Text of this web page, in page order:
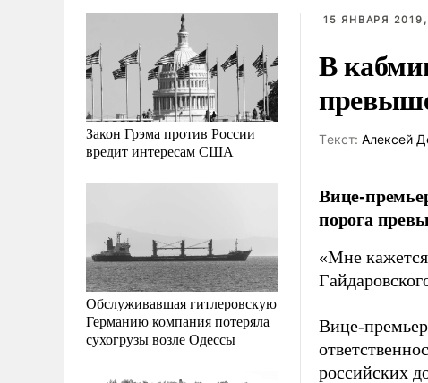
Закон Грэма против России
вредит интересам США
Обслуживавшая гитлеровскую
Германию компания потеряла
сухогрузы возле Одессы
15 ЯНВАРЯ
В
Tекст: Алексей
Вице-
порога
«Мне
Вице-
российских